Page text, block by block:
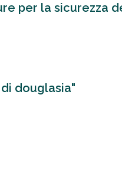
per la sicurezza
douglasia"